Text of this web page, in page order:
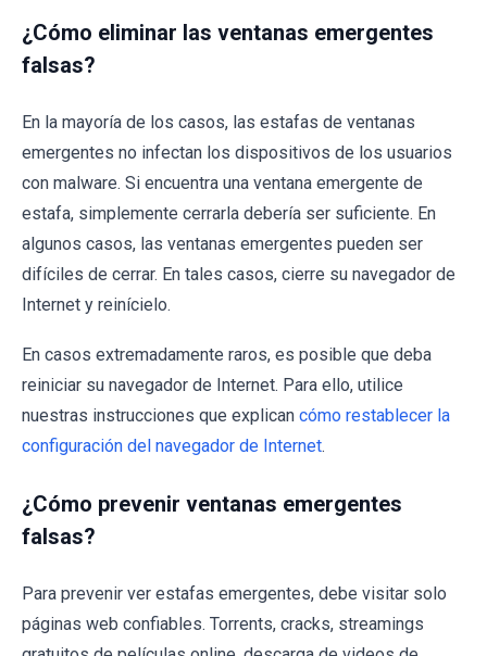
¿Cómo eliminar las ventanas emergentes
falsas?
En la mayoría de los casos, las estafas de ventanas
emergentes no infectan los dispositivos de los usuarios
con malware. Si encuentra una ventana emergente de
estafa, simplemente cerrarla debería ser suficiente. En
algunos casos, las ventanas emergentes pueden ser
difíciles de cerrar. En tales casos, cierre su navegador de
Internet y reinícielo.
En casos extremadamente raros, es posible que deba
reiniciar su navegador de Internet. Para ello, utilice
nuestras instrucciones que explican cómo restablecer la
configuración del navegador de Internet.
¿Cómo prevenir ventanas emergentes
falsas?
Para prevenir ver estafas emergentes, debe visitar solo
páginas web confiables. Torrents, cracks, streamings